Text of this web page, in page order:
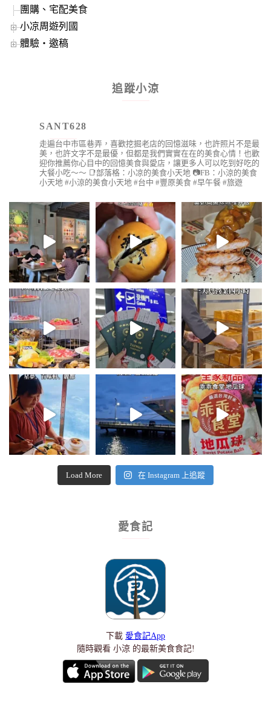
團購、宅配美食
小凉周遊列國
體驗‧邀稿
追蹤小涼
SANT628
走遍台中市區巷弄，喜歡挖掘老店的回憶滋味，也許照片不是最
美，也許文字不是最優，但都是我們實實在在的美食心情！也歡
迎你推薦你心目中的回憶美食與愛店，讓更多人可以吃到好吃的
大餐小吃～～ 📑部落格：小凉的美食小天地 📷FB：小涼的美食
小天地 #小涼的美食小天地 #台中 #豐原美食 #早午餐 #旅遊
Load More 在 Instagram 上追蹤
愛食記
下載 愛食記App
隨時觀看 小涼 的最新美食食記!